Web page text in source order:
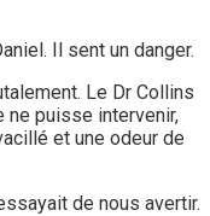
Il sent un danger.
Le Dr Collins
ne puisse intervenir,
et une odeur de
de nous avertir.